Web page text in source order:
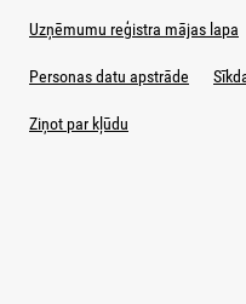
Uzņēmumu reģistra mājas lapa
Personas datu apstrāde
Ziņot par kļūdu